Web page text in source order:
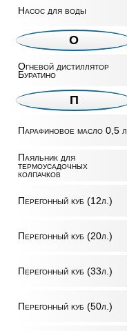
Насос для воды
О
Огневой дистиллятор
Буратино
П
Парафиновое масло 0,5 л
Паяльник для
термоусадочных
колпачков
Перегонный куб (12л.)
Перегонный куб (20л.)
Перегонный куб (33л.)
Перегонный куб (50л.)